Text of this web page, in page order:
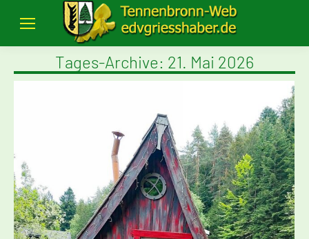
Tages-Archive: 21. Mai 2026